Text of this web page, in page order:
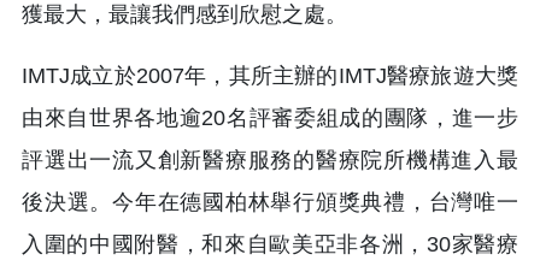
獲最大，最讓我們感到欣慰之處。
IMTJ成立於2007年，其所主辦的IMTJ醫療旅遊大獎
由來自世界各地逾20名評審委組成的團隊，進一步
評選出一流又創新醫療服務的醫療院所機構進入最
後決選。今年在德國柏林舉行頒獎典禮，台灣唯一
入圍的中國附醫，和來自歐美亞非各洲，30家醫療